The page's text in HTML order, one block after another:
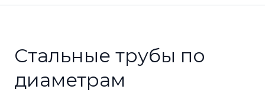
Стальные трубы по
диаметрам